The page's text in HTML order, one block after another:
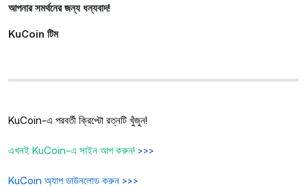
আপনার সমর্থনের জন্য ধন্যবাদ!
KuCoin টিম
KuCoin-এ পরবর্তী ক্রিপ্টো রত্নটি খুঁজুন!
এখনই KuCoin-এ সাইন আপ করুন! >>>
KuCoin অ্যাপ ডাউনলোড করুন >>>